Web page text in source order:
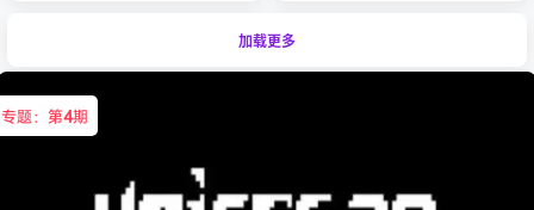
加载更多
专题：第4期